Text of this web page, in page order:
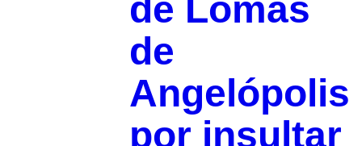
de Lomas
de
Angelópolis
por insultar